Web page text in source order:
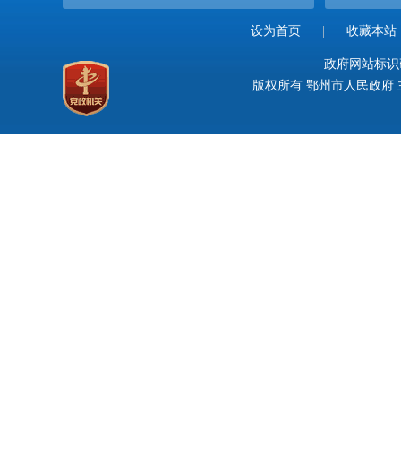
设为首页 收藏本站
政府网站标
版权所有 鄂州市人民政府